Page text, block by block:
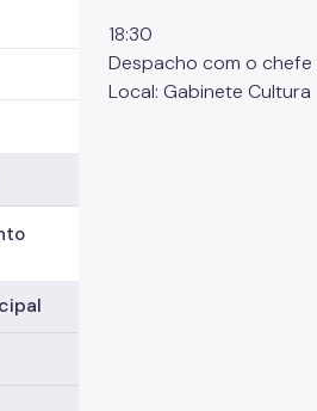
18:30
Despacho com o chefe
Local: Gabinete Cultura